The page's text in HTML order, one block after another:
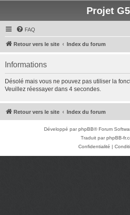
Projet G5
FAQ
Retour vers le site Index du forum
Informations
Désolé mais vous ne pouvez pas utiliser la
Veuillez réessayer dans 4 secondes.
Retour vers le site Index du forum
Développé parphpBB® Forum
Traduit parphpBB-
Confidentialité |